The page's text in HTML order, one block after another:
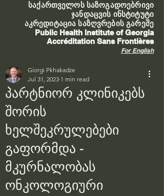
საქართველოს საზოგადოებრივი
ჯანდაცვის ინსტიტუტი
აკრედიტაცია საზღვრების გარეშე
Public Health Institute of Georgia
Accréditation Sans Frontières
For English
პარტნიორ კლინიკებს
შორის
ხელშეკრულებები
გაფორმდა -
მკურნალობას
ონკოლოგიური
Giorgi Pkhakadze
Jul 31, 2023 1 min read